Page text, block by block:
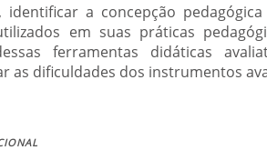
identificar a concepção
em suas práticas
ferramentas didáticas
as dificuldades dos instrumentos